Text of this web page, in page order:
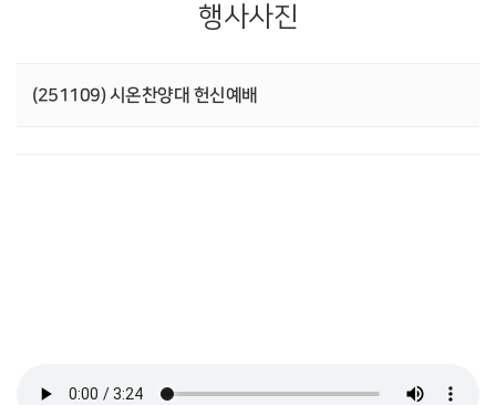
행사사진
(251109) 시온찬양대 헌신예배